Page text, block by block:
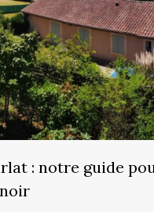
: notre guide